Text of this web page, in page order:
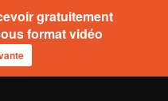
gratuitement
format vidéo